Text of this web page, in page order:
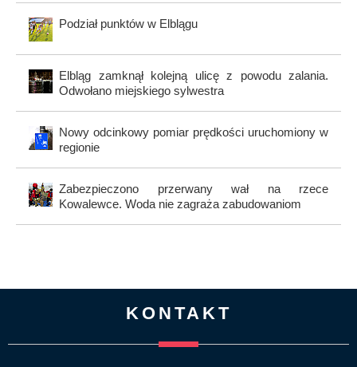
Podział punktów w Elblągu
Elbląg zamknął kolejną ulicę z powodu zalania.
Odwołano miejskiego sylwestra
Nowy odcinkowy pomiar prędkości uruchomiony w
regionie
Zabezpieczono przerwany wał na rzece
Kowalewce. Woda nie zagraża zabudowaniom
KONTAKT